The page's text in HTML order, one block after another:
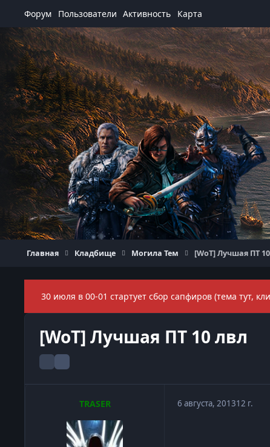
Форум Пользователи Активность Карта
Главная Кладбище Могила Тем [WoT] Лучшая ПТ
30 июля в 00-01 стартует сбор сапфиров (тема тут,
[WoT] Лучшая ПТ 10 лвл
TRASER 6 августа, 201312 г.